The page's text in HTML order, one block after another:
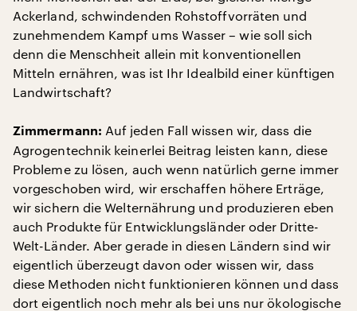
Ackerland, schwindenden Rohstoffvorräten und
zunehmendem Kampf ums Wasser – wie soll sich
denn die Menschheit allein mit konventionellen
Mitteln ernähren, was ist Ihr Idealbild einer künftigen
Landwirtschaft?
Zimmermann: Auf jeden Fall wissen wir, dass die
Agrogentechnik keinerlei Beitrag leisten kann, diese
Probleme zu lösen, auch wenn natürlich gerne immer
vorgeschoben wird, wir erschaffen höhere Erträge,
wir sichern die Welternährung und produzieren eben
auch Produkte für Entwicklungsländer oder Dritte-
Welt-Länder. Aber gerade in diesen Ländern sind wir
eigentlich überzeugt davon oder wissen wir, dass
diese Methoden nicht funktionieren können und dass
dort eigentlich noch mehr als bei uns nur ökologische